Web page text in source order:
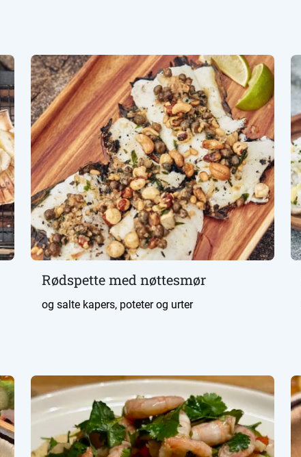
Rødspette med nøttesmør
og salte kapers, poteter og urter